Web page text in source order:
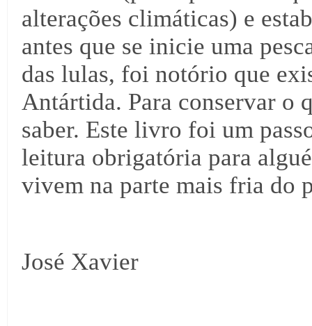
alterações climáticas) e
antes que se inicie uma
das lulas, foi notório que
Antártida. Para conservar o
saber. Este livro foi um
leitura obrigatória para
vivem na parte mais fria do
José Xavier